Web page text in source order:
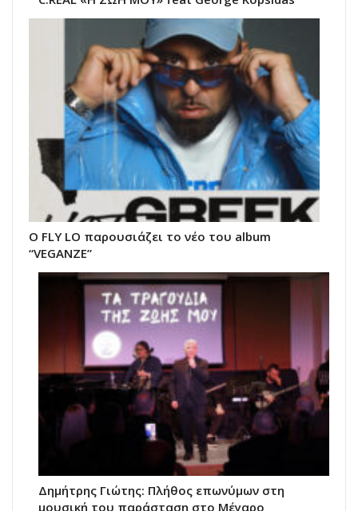
Ο FLY LO παρουσιάζει το νέο του album
“VEGANZE”
Δημήτρης Γιώτης: Πλήθος επωνύμων στη
μουσική του παράσταση στο Μέγαρο